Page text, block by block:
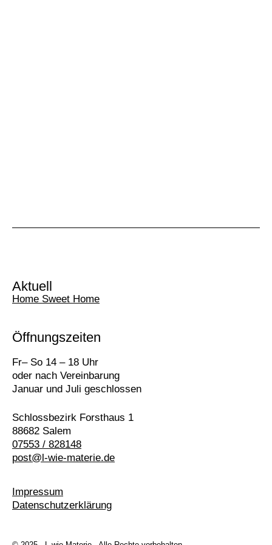
Aktuell
Home Sweet Home
Öffnungszeiten
Fr– So 14 – 18 Uhr
oder nach Vereinbarung
Januar und Juli geschlossen
Schlossbezirk Forsthaus 1
88682 Salem
07553 / 828148
post@l-wie-materie.de
Impressum
Datenschutz­erklärung